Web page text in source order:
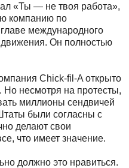
«Ты — не твоя работа»,
компанию по
международного
движения. Он полностью
Chick-fil-A открыто
Но несмотря на протесты,
миллионы сендвичей
были согласны с
делают свои
что имеет значение.
должно это нравиться.